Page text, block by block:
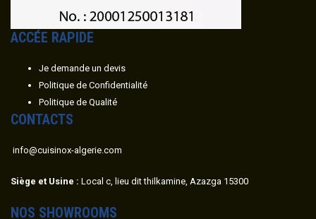
ACCÉE RAPIDE
Je demande un devis
Politique de Confidentialité
Politique de Qualité
CONTACTS
info@cuisinox-algerie.com
Siège et Usine : Local c, lieu dit thilkamine, Azazga 15300
NOS SHOWROOMS